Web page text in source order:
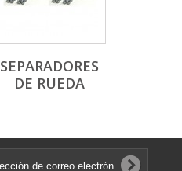
SEPARADORES
DE RUEDA